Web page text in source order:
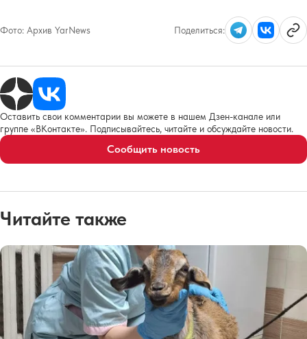
Фото: Архив YarNews Поделиться:
Оставить свои комментарии вы можете в нашем Дзен-канале или
группе «ВКонтакте». Подписывайтесь, читайте и обсуждайте новости.
Сообщить новость
Читайте также